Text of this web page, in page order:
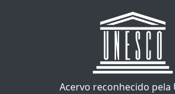
Acervo reconhecido pela